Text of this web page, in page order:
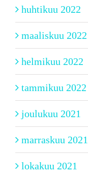
huhtikuu 2022
maaliskuu 2022
helmikuu 2022
tammikuu 2022
joulukuu 2021
marraskuu 2021
lokakuu 2021